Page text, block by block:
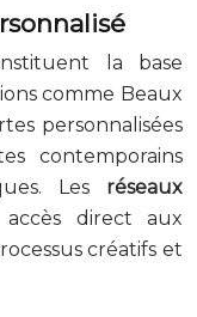
la base
comme Beaux
personnalisées
contemporains
Les réseaux
direct aux
créatifs et